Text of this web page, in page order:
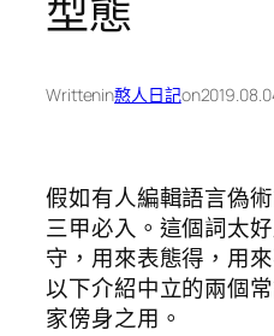
型態
Writtenin憨人日記on
假如有人編輯語言偽
三甲必入。這個詞太
守，用來表態得，用
以下介紹中立的兩個
家傍身之用。